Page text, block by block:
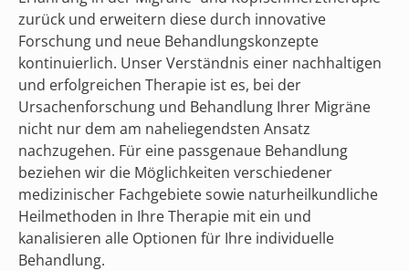
zurück und erweitern diese durch innovative
Forschung und neue Behandlungskonzepte
kontinuierlich. Unser Verständnis einer nachhaltigen
und erfolgreichen Therapie ist es, bei der
Ursachenforschung und Behandlung Ihrer Migräne
nicht nur dem am naheliegendsten Ansatz
nachzugehen. Für eine passgenaue Behandlung
beziehen wir die Möglichkeiten verschiedener
medizinischer Fachgebiete sowie naturheilkundliche
Heilmethoden in Ihre Therapie mit ein und
kanalisieren alle Optionen für Ihre individuelle
Behandlung.